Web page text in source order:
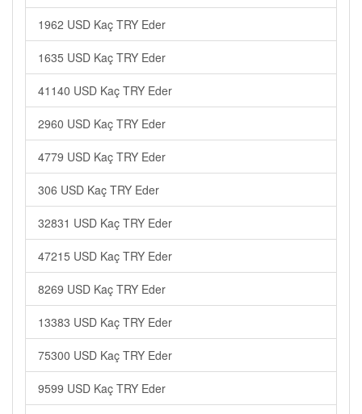
1962 USD Kaç TRY Eder
1635 USD Kaç TRY Eder
41140 USD Kaç TRY Eder
2960 USD Kaç TRY Eder
4779 USD Kaç TRY Eder
306 USD Kaç TRY Eder
32831 USD Kaç TRY Eder
47215 USD Kaç TRY Eder
8269 USD Kaç TRY Eder
13383 USD Kaç TRY Eder
75300 USD Kaç TRY Eder
9599 USD Kaç TRY Eder